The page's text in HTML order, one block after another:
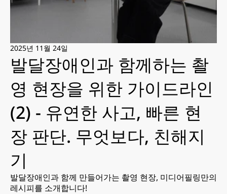
2025년 11월 24일
발달장애인과 함께하는 촬
영 현장을 위한 가이드라인
(2) - 유연한 사고, 빠른 현
장 판단. 무엇보다, 친해지
기
발달장애인과 함께 만들어가는 촬영 현장, 미디어필링만의
레시피를 소개합니다!